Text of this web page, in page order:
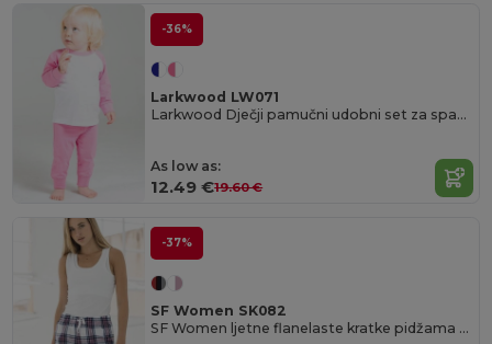
-36%
Larkwood LW071
Larkwood Dječji pamučni udobni set za spavanje
As low as:
12.49 €19.60 €
-37%
SF Women SK082
SF Women ljetne flanelaste kratke pidžama hlače s volančićima